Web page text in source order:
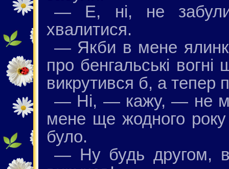
— Е, ні, не
хвалитися.
— Якби в мене
про бенгальські
викрутився б, а тепер
— Нi, — кажу, — не
мене ще жодного
було.
— Ну будь другом,